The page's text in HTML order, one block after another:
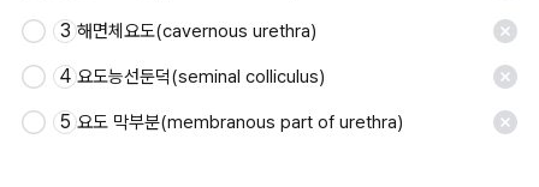
3 해면체요도(cavernous urethra)
4 요도능선둔덕(seminal colliculus)
5 요도 막부분(membranous part of urethra)